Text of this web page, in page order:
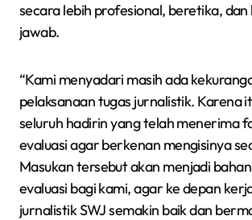
secara lebih profesional, beretika,
jawab.
“Kami menyadari masih ada
pelaksanaan tugas jurnalistik. Karena
seluruh hadirin yang telah menerima
evaluasi agar berkenan mengisinya
Masukan tersebut akan menjadi
evaluasi bagi kami, agar ke depan
jurnalistik SWJ semakin baik dan